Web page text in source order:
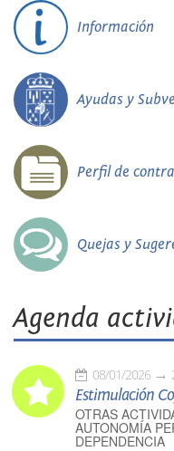
Información
Ayudas y
Perfil de
Quejas y
Agenda
08/01/2026
Estimulación
OTRAS
AUTONOMÍA
DEPENDENCIA